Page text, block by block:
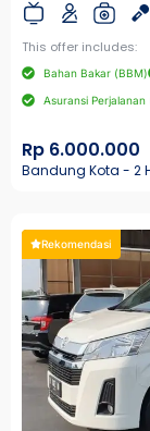
This offer includes:
Bahan Bakar (BBM)
Asuransi Perjalanan
Rp 6.000.000
Bandung Kota - 2
Rekomendasi